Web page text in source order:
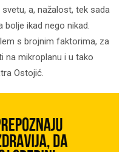
a, nažalost, tek sada
ikad nego nikad.
s brojnim faktorima, za
na mikroplanu i u tako
Ostojić.